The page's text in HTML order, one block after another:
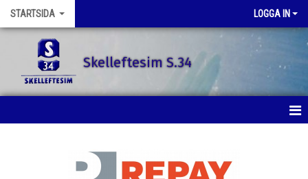
STARTSIDA LOGGA IN
Skelleftesim S.34